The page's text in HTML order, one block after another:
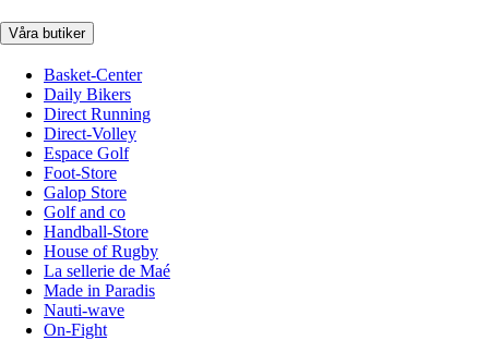
Våra butiker
Basket-Center
Daily Bikers
Direct Running
Direct-Volley
Espace Golf
Foot-Store
Galop Store
Golf and co
Handball-Store
House of Rugby
La sellerie de Maé
Made in Paradis
Nauti-wave
On-Fight